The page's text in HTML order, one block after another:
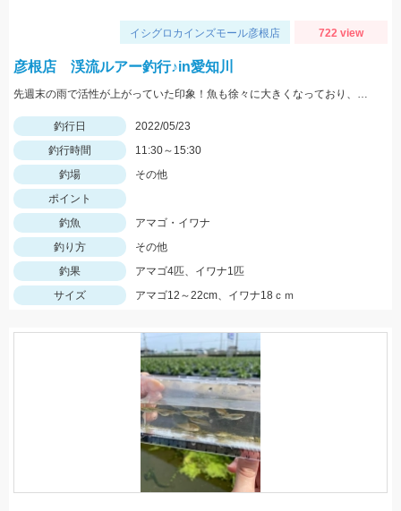
イシグロカインズモール彦根店 722 view
彦根店 渓流ルアー釣行♪in愛知川
先週末の雨で活性が上がっていた印象！魚も徐々に大きくなっており、まだまだ楽しめそうですよ♪
釣行日
2022/05/23
釣行時間
11:30～15:30
釣場
その他
ポイント
釣魚
アマゴ・イワナ
釣り方
その他
釣果
アマゴ4匹、イワナ1匹
サイズ
アマゴ12～22cm、イワナ18ｃｍ